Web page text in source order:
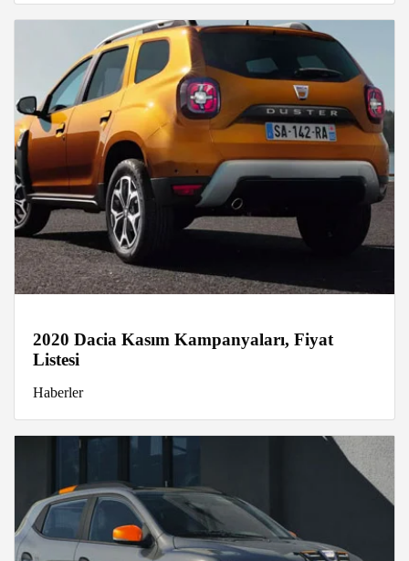
2020 Dacia Kasım Kampanyaları, Fiyat
Listesi
Haberler